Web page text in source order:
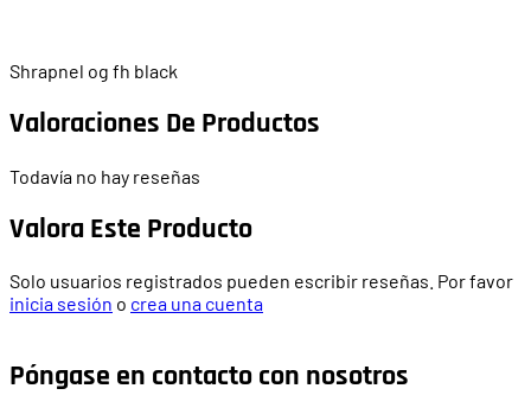
Shrapnel og fh black
Valoraciones De Productos
Todavía no hay reseñas
Valora Este Producto
Solo usuarios registrados pueden escribir reseñas. Por favor
inicia sesión o crea una cuenta
Póngase en contacto con nosotros